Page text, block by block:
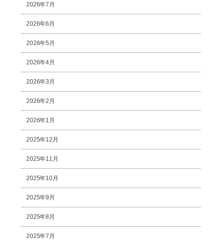
2026年7月
2026年6月
2026年5月
2026年4月
2026年3月
2026年2月
2026年1月
2025年12月
2025年11月
2025年10月
2025年9月
2025年8月
2025年7月